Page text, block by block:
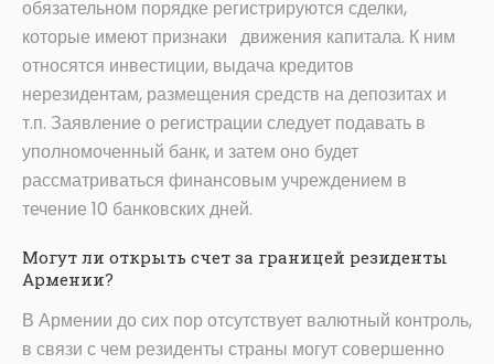
обязательном порядке регистрируются сделки,
которые имеют признаки движения капитала. К ним
относятся инвестиции, выдача кредитов
нерезидентам, размещения средств на депозитах и
т.п. Заявление о регистрации следует подавать в
уполномоченный банк, и затем оно будет
рассматриваться финансовым учреждением в
течение 10 банковских дней.
Могут ли открыть счет за границей резиденты
Армении?
В Армении до сих пор отсутствует валютный контроль,
в связи с чем резиденты страны могут совершенно